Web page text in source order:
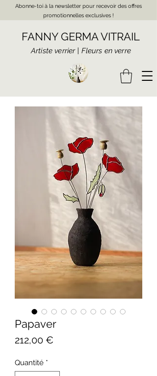
FANNY GERMA VITRAIL
Artiste verrier | Fleurs en verre
Abonne-toi à la newsletter pour recevoir des offres
promotionnelles exclusives !
Papaver
212,00 €
Quantité *